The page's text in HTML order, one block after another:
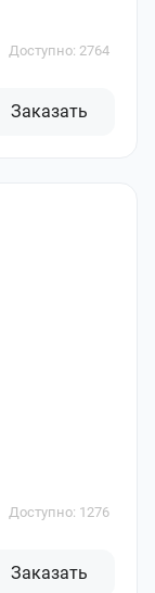
Доступно: 2764
Заказать
Доступно: 1276
Заказать